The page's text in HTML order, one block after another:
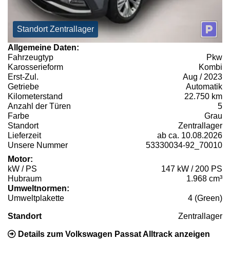
Standort Zentrallager
Allgemeine Daten:
Fahrzeugtyp
Pkw
Karosserieform
Kombi
Erst-Zul.
Aug / 2023
Getriebe
Automatik
Kilometerstand
22.750 km
Anzahl der Türen
5
Farbe
Grau
Standort
Zentrallager
Lieferzeit
ab ca. 10.08.2026
Unsere Nummer
53330034-92_70010
Motor:
kW / PS
147 kW / 200 PS
Hubraum
1.968 cm³
Umweltnormen:
Umweltplakette
4 (Green)
Standort Zentrallager
Details zum Volkswagen Passat Alltrack anzeigen